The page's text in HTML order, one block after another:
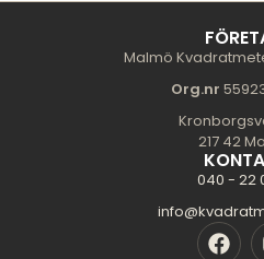
Malmö
Org.nr
217 42
040 - 22